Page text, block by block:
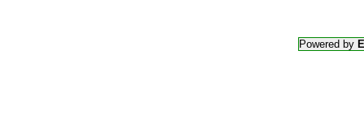
Powered by